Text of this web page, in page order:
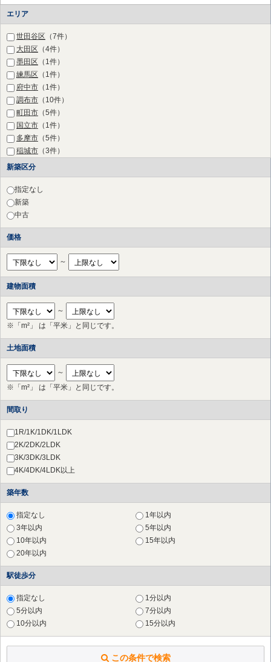
エリア
世田谷区 （7件）
大田区 （4件）
墨田区 （1件）
練馬区 （1件）
府中市 （1件）
調布市 （10件）
町田市 （5件）
国立市 （1件）
多摩市 （5件）
稲城市 （3件）
川崎市 高津区
川崎市 中原区（6件）
川崎市 多摩区
川崎市 宮前区
横浜市 港北区
横浜市 都筑区（17件）
横浜市 青葉区
さいたま市 北区（1件）
草加市（1件）
横浜市 鶴見区（9件）
横浜市 神奈川区
横浜市 西区（11件）
横浜市 中区
（12件）
横浜市 南区（6件）
横浜市 磯子区
横浜市 金沢区
（2件）
横浜市 戸塚区
（6件）
横浜市 港南区（7件）
横浜市 旭区
横浜市 瀬谷区 （5件）
横浜市 栄区（3件）
横浜市 泉区（1件）
川崎市 川崎区（3件）
川崎市 麻生区（14件）
横須賀市
新築区分
指定なし
新築
中古
価格
～
建物面積
～
※「m²」 は「平米」と同じです。
土地面積
～
※「m²」 は「平米」と同じです。
間取り
1R/1K/1DK/1LDK
2K/2DK/2LDK
3K/3DK/3LDK
4K/4DK/4LDK以上
築年数
指定なし
1年以内
3年以内
5年以内
10年以内
15年以内
20年以内
駅徒歩分
指定なし
1分以内
5分以内
7分以内
10分以内
15分以内
この条件で検索